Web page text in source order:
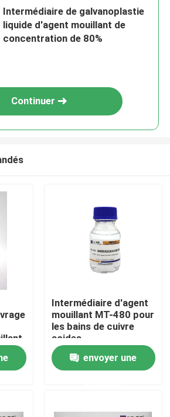
Intermédiaire de galvanoplastie
liquide d'agent mouillant de
concentration de 80%
Continuer
Intermédiaire d'agent
mouillant MT-480 pour
les bains de cuivre
acides
envoyer une